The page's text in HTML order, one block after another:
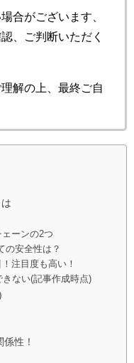
合がございます、
、ご判断いただく
解の上、最終ご自
ーンの2つ
の安全性は？
注目度も高い！
ない(記事作成時点)
性！